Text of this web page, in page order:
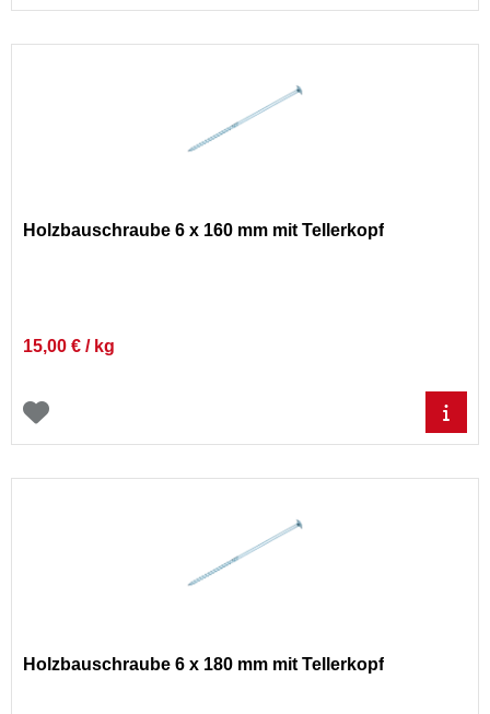
Holzbauschraube 6 x 160 mm mit Tellerkopf
15,00 € / kg
Holzbauschraube 6 x 180 mm mit Tellerkopf